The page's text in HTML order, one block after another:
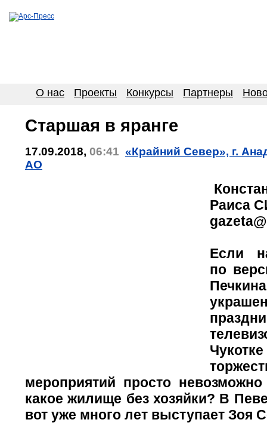
О нас Проекты Конкурсы Партнеры
Старшая в яранге
17.09.2018, 06:41 «Крайний Север», г.
АО
Раиса
Если
по
мероприятий просто
какое жилище без хозяйки? В
вот уже много лет выступает Зоя